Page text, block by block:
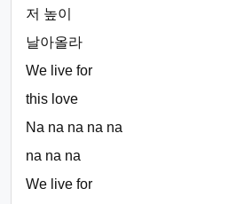
저 높이
날아올라
We live for
this love
Na na na na na
na na na
We live for